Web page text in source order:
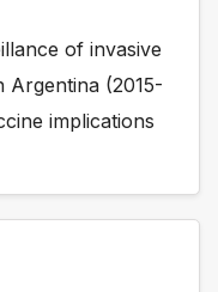
of invasive
Argentina (2015-
implications